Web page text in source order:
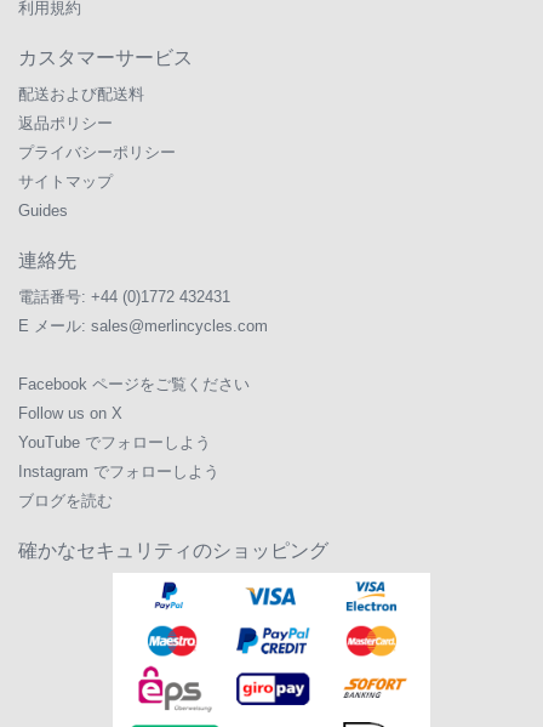
利用規約
カスタマーサービス
配送および配送料
返品ポリシー
プライバシーポリシー
サイトマップ
Guides
連絡先
電話番号: +44 (0)1772 432431
E メール: sales@merlincycles.com
Facebook ページをご覧ください
Follow us on X
YouTube でフォローしよう
Instagram でフォローしよう
ブログを読む
確かなセキュリティのショッピング